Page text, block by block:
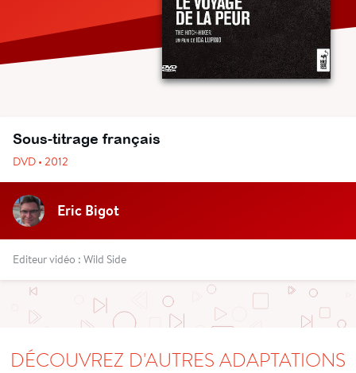
Sous-titrage français
DVD • 2012
Eric Bigot
Editeur vidéo : Wild Side
DÉCOUVREZ D'AUTRES ADAPTATIONS